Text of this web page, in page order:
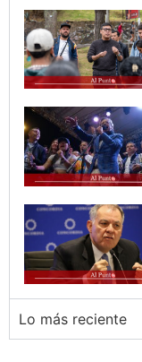
Lo más reciente